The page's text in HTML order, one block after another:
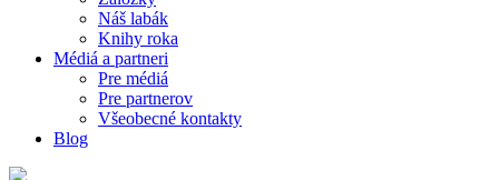
Náš labák
Knihy roka
Médiá a partneri
Pre médiá
Pre partnerov
Všeobecné kontakty
Blog